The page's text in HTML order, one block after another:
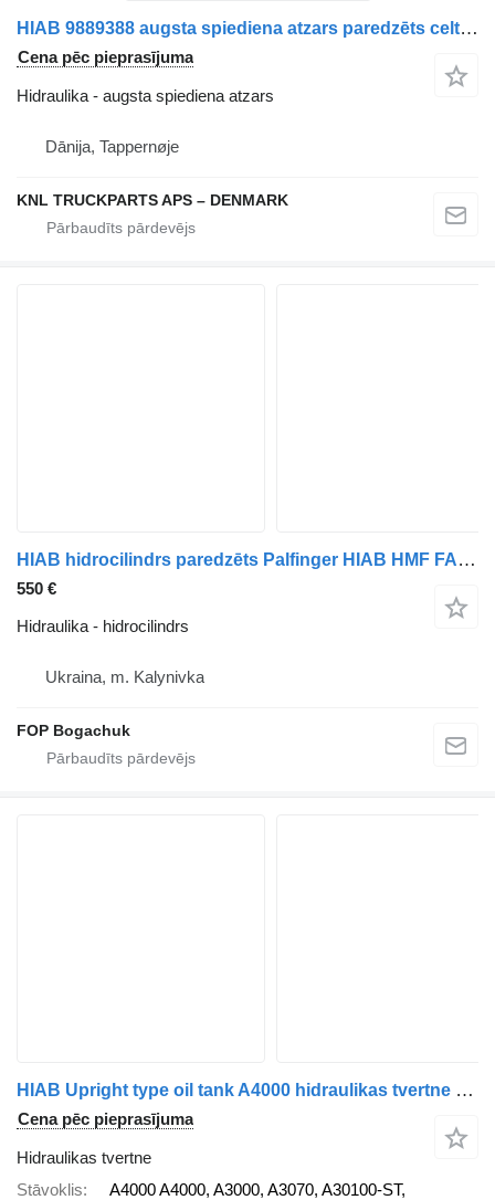
HIAB 9889388 augsta spiediena atzars paredzēts celtnis-manipulators
Cena pēc pieprasījuma
Hidraulika - augsta spiediena atzars
Dānija, Tappernøje
KNL TRUCKPARTS APS – DENMARK
HIAB hidrocilindrs paredzēts Palfinger HIAB HMF FASSI Atlas celtnis-manipulators
550 €
Hidraulika - hidrocilindrs
Ukraina, m. Kalynivka
FOP Bogachuk
HIAB Upright type oil tank A4000 hidraulikas tvertne paredzēts kravas automašīnas
Cena pēc pieprasījuma
Hidraulikas tvertne
Stāvoklis
A4000 A4000, A3000, A3070, A30100-ST,